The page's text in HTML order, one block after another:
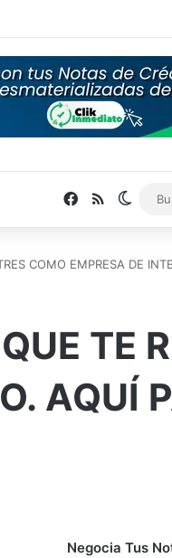
Facebook
RSS
COMO EMPRESA DE
TE
AQUÍ
Negocia Tus